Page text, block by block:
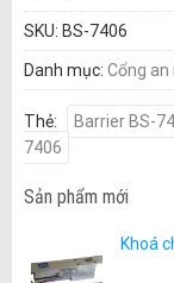
SKU: BS-7406
Danh mục: Cổng
Thẻ: Barrier BS-
7406
Sản phẩm mới
Khoá